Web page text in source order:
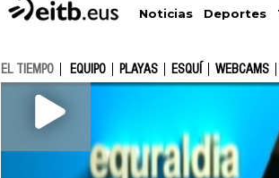
Noticias Deportes
EL TIEMPO EQUIPO PLAYAS ESQUÍ WEBCAMS